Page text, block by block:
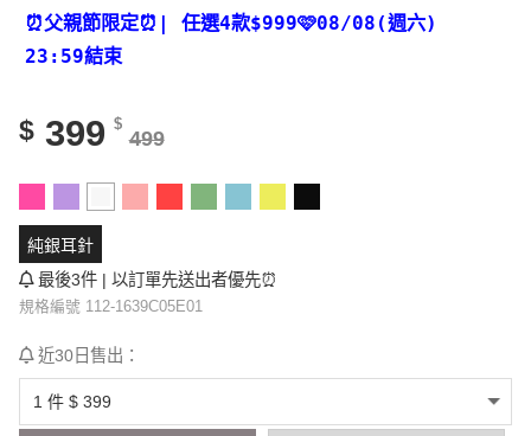
位顧客進行
評分
⏰父親節限定⏰ | 任選4款$999🩷08/08(週六)
23:59結束
$ 399 $
499
純銀耳針
最後3件 | 以訂單先送出者優先⏰
規格編號 112-1639C05E01
近30日售出：